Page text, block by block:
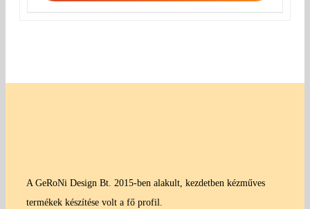
A GeRoNi Design Bt. 2015-ben alakult, kezdetben kézműves
termékek készítése volt a fő profil.